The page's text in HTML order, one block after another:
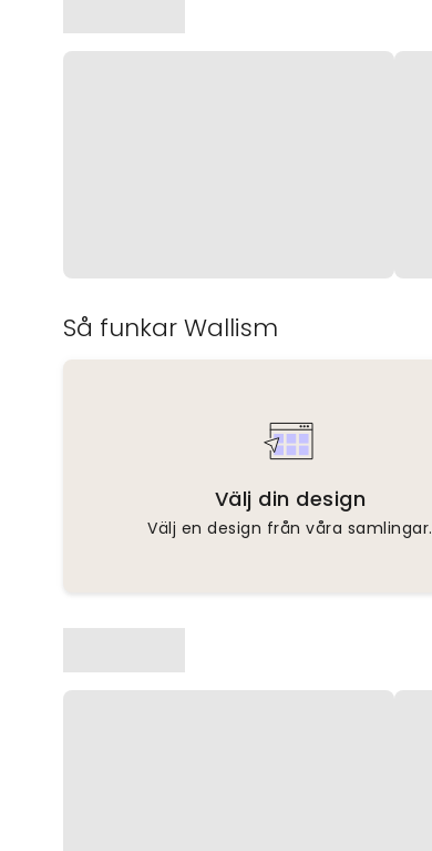
Så funkar Wallism
Välj din design
Välj en design från våra samlingar.